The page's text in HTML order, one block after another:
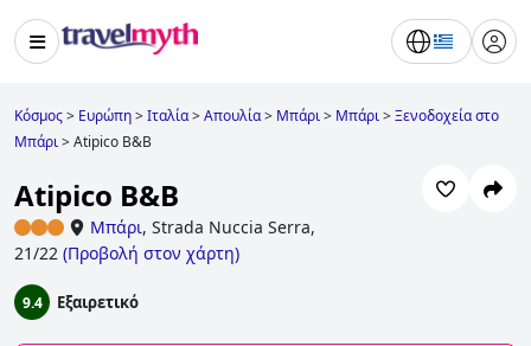
Κόσμος> Ευρώπη>Ιταλία>Απουλία> Μπάρι> Μπάρι>Ξενοδοχεία στο
Μπάρι>Atipico B&B
Atipico B&B
Μπάρι, Strada Nuccia Serra,
21/22 (Προβολή στον χάρτη)
9.4 Εξαιρετικό